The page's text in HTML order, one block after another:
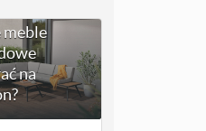
meble
na